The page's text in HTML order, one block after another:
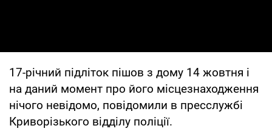
17-річний підліток пішов з дому 14 жовтня і
на даний момент про його місцезнаходження
нічого невідомо, повідомили в пресслужбі
Криворізького відділу поліції.